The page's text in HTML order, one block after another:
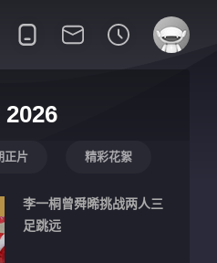
正片 精彩花絮
李一桐曾舜晞挑战两人三
足跳远